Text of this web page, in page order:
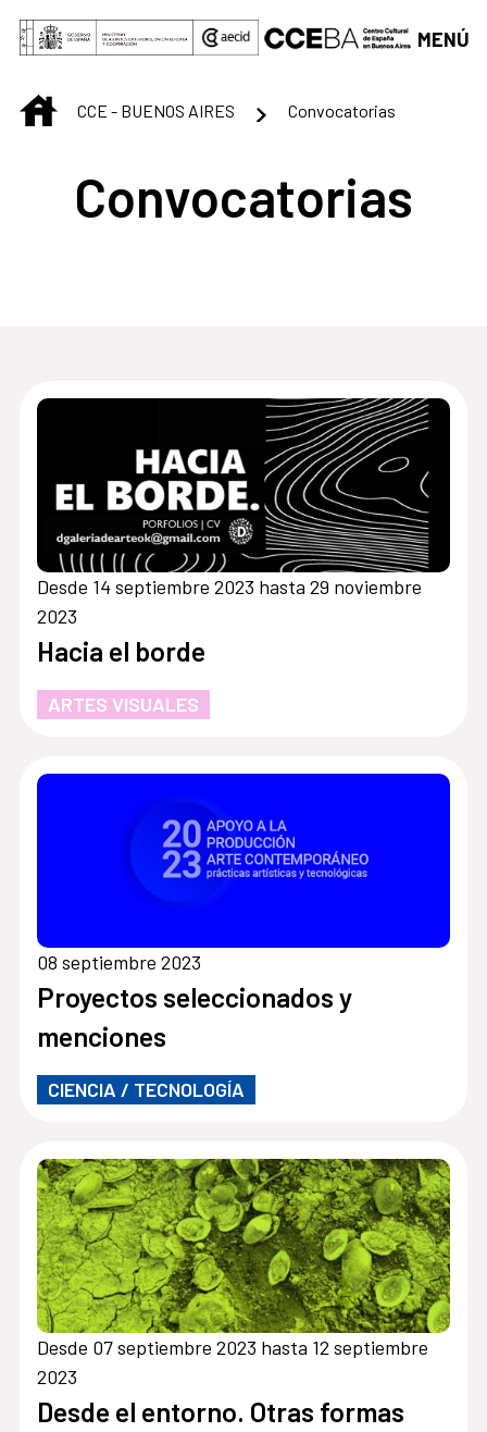
Saltar al contenido principal
MENÚ
INICIOCCE - BUENOS AIRES Convocatorias
Convocatorias
Desde 14 septiembre 2023 hasta 29 noviembre
2023
Hacia el borde
ARTES VISUALES
08 septiembre 2023
Proyectos seleccionados y
menciones
CIENCIA / TECNOLOGÍA
Desde 07 septiembre 2023 hasta 12 septiembre
2023
Desde el entorno. Otras formas